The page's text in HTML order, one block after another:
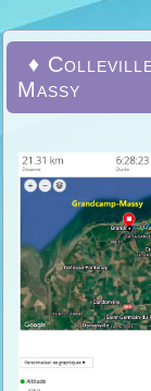
♦
Massy